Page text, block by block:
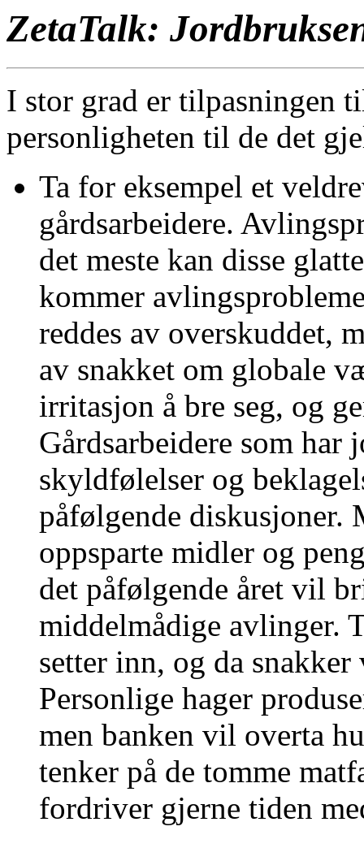
ZetaTalk:
I stor grad er tilpasningen
personligheten til de det
Ta for eksempel et
gårdsarbeidere.
det meste kan disse
kommer
reddes av overskuddet,
av snakket om globale
irritasjon å bre seg, og
Gårdsarbeidere som har
skyldfølelser og
påfølgende diskusjoner.
oppsparte midler og
det påfølgende året vil
middelmådige avlinger.
setter inn, og da
Personlige hager
men banken vil overta
tenker på de tomme
fordriver gjerne tiden